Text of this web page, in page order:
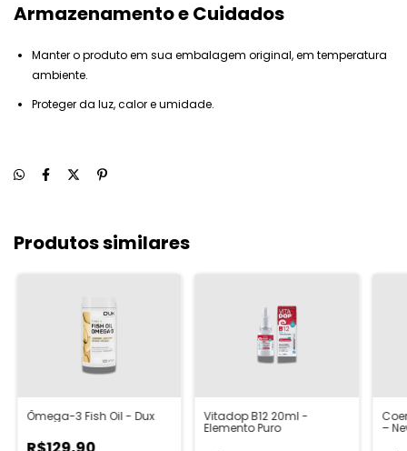
Armazenamento e Cuidados
Manter o produto em sua embalagem original, em temperatura
ambiente.
Proteger da luz, calor e umidade.
Produtos similares
Ômega-3 Fish Oil - Dux Vitadop B12 20ml -
Elemento Puro –